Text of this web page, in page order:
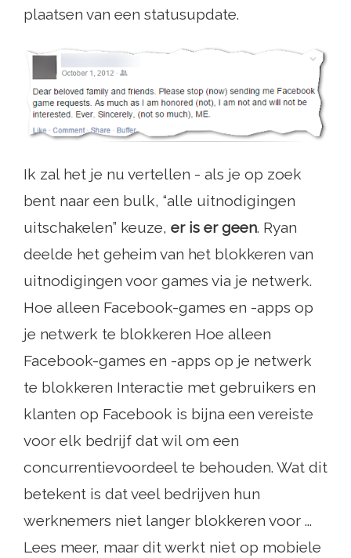
plaatsen van een statusupdate.
Ik zal het je nu vertellen - als je op zoek
bent naar een bulk, “alle uitnodigingen
uitschakelen” keuze, er is er geen. Ryan
deelde het geheim van het blokkeren van
uitnodigingen voor games via je netwerk.
Hoe alleen Facebook-games en -apps op
je netwerk te blokkeren Hoe alleen
Facebook-games en -apps op je netwerk
te blokkeren Interactie met gebruikers en
klanten op Facebook is bijna een vereiste
voor elk bedrijf dat wil om een ​​
concurrentievoordeel te behouden. Wat dit
betekent is dat veel bedrijven hun
werknemers niet langer blokkeren voor ...
Lees meer, maar dit werkt niet op mobiele